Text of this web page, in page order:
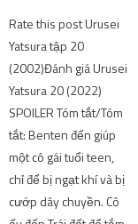
Rate this post Urusei
Yatsura tập 20
(2002)Đánh giá Urusei
Yatsura 20 (2022)
SPOILER Tóm tắt/Tóm
tắt: Benten đến giúp
một cô gái tuổi teen,
chỉ để bị ngạt khí và bị
cướp dây chuyền. Cô